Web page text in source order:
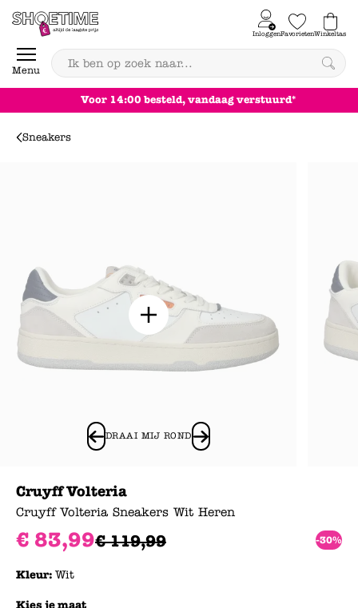
Skip to content
Menu
InloggenFavorietenWinkeltas
0
Achteraf betalen
Sneakers
DRAAI MIJ ROND
Cruyff Volteria
Cruyff Volteria Sneakers Wit Heren
€ 83,99€ 119,99 -30%
Kleur: Wit
Kies je maat